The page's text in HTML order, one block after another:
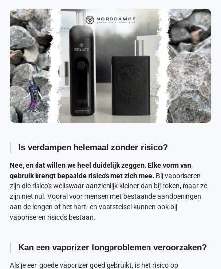
Is verdampen helemaal zonder risico?
Nee, en dat willen we heel duidelijk zeggen. Elke vorm van
gebruik brengt bepaalde risico's met zich mee. Bij vaporiseren
zijn die risico's weliswaar aanzienlijk kleiner dan bij roken, maar ze
zijn niet nul. Vooral voor mensen met bestaande aandoeningen
aan de longen of het hart- en vaatstelsel kunnen ook bij
vaporiseren risico's bestaan.
Kan een vaporizer longproblemen veroorzaken?
Als je een goede vaporizer goed gebruikt, is het risico op